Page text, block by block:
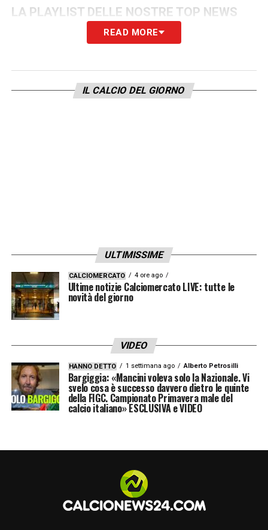
LA PLAYLIST DELLE NOSTRE TOP NEWS
READ MORE
IL CALCIO DEL GIORNO
ULTIMISSIME
CALCIOMERCATO 4 ore ago
Ultime notizie Calciomercato LIVE: tutte le
novità del giorno
VIDEO
HANNO DETTO 1 settimana ago Alberto Petrosilli
Bargiggia: «Mancini voleva solo la Nazionale. Vi
svelo cosa è successo davvero dietro le quinte
della FIGC. Campionato Primavera male del
calcio italiano» ESCLUSIVA e VIDEO